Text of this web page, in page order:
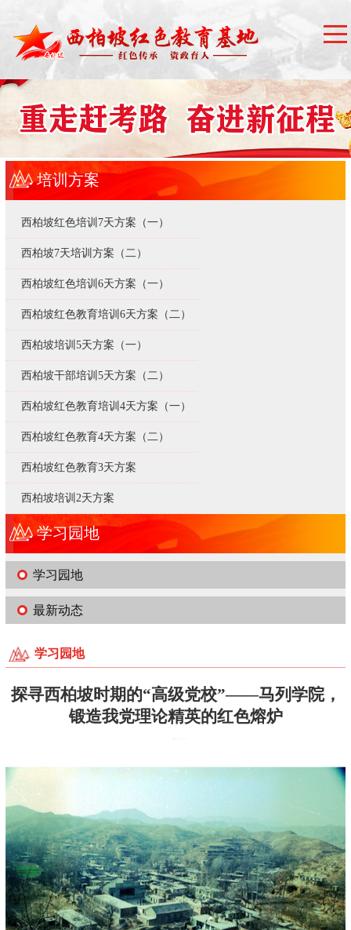
培训方案
西柏坡红色培训7天方案（一）
西柏坡7天培训方案（二）
西柏坡红色培训6天方案（一）
西柏坡红色教育培训6天方案（二）
西柏坡培训5天方案（一）
西柏坡干部培训5天方案（二）
西柏坡红色教育培训4天方案（一）
西柏坡红色教育4天方案（二）
西柏坡红色教育3天方案
西柏坡培训2天方案
学习园地
学习园地
最新动态
学习园地
探寻西柏坡时期的“高级党校”——马列学院，
锻造我党理论精英的红色熔炉